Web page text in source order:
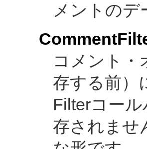
メントのデ
コメント・
存する前）
Filterコー
存されませ